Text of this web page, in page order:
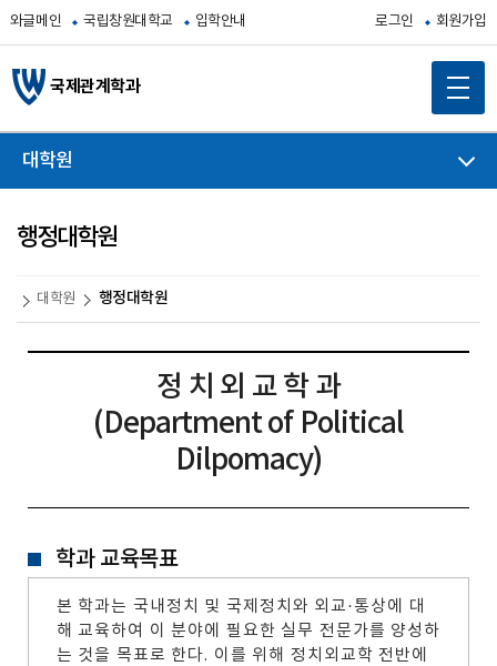
와글메인 국립창원대학교 입학안내 로그인 회원가입
국제관계학과
대학원
행정대학원
대학원 행정대학원
정 치 외 교 학 과
(Department of Political
Dilpomacy)
학과 교육목표
본 학과는 국내정치 및 국제정치와 외교·통상에 대
해 교육하여 이 분야에 필요한 실무 전문가를 양성하
는 것을 목표로 한다. 이를 위해 정치외교학 전반에